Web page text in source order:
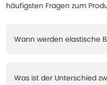
häufigsten Fragen zum
Wann werden elastische
Was ist der Unterschied